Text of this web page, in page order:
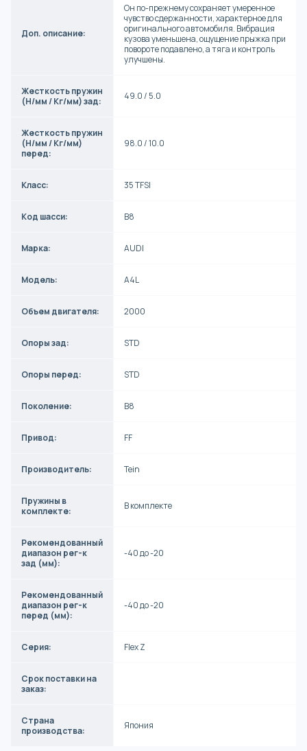
Доп. описание:
Он по-прежнему сохраняет умеренное
чувство сдержанности, характерное для
оригинального автомобиля. Вибрация
кузова уменьшена, ощущение прыжка при
повороте подавлено, а тяга и контроль
улучшены.
Жесткость пружин
(Н/мм / Кг/мм) зад:
49.0 / 5.0
Жесткость пружин
(Н/мм / Кг/мм)
перед:
98.0 / 10.0
Класс: 35 TFSI
Код шасси: B8
Марка: AUDI
Модель: A4L
Объем двигателя: 2000
Опоры зад: STD
Опоры перед: STD
Поколение: B8
Привод: FF
Производитель: Tein
Пружины в
комплекте:
В комплекте
Рекомендованный
диапазон рег-к
зад (мм):
-40 до -20
Рекомендованный
диапазон рег-к
перед (мм):
-40 до -20
Серия: Flex Z
Срок поставки на
заказ:
Страна
производства:
Япония